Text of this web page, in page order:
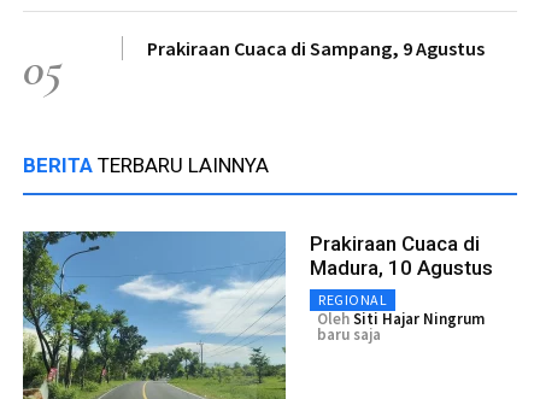
05 Prakiraan Cuaca di Sampang, 9 Agustus
BERITA TERBARU LAINNYA
Prakiraan Cuaca di
Madura, 10 Agustus
REGIONAL
OlehSiti Hajar Ningrum
baru saja